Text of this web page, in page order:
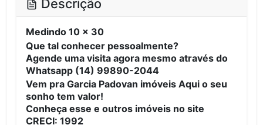
Descrição
Medindo 10 x 30
Que tal conhecer pessoalmente?
Agende uma visita agora mesmo através do
Whatsapp (14) 99890-2044
Vem pra Garcia Padovan imóveis Aqui o seu
sonho tem valor!
Conheça esse e outros imóveis no site
CRECI: 1992